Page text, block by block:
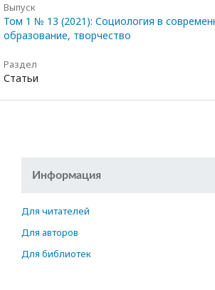
Выпуск
Том 1 № 13 (2021): Социология в
образование, творчество
Раздел
Статьи
Информация
Для читателей
Для авторов
Для библиотек